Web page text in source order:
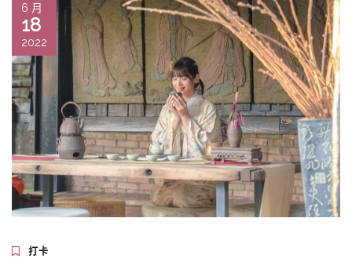
6 月
18
2022
打卡